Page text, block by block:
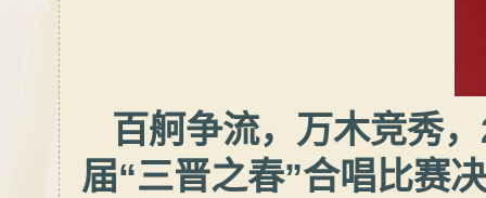
百舸争流，万木竞秀
届“三晋之春”合唱比赛